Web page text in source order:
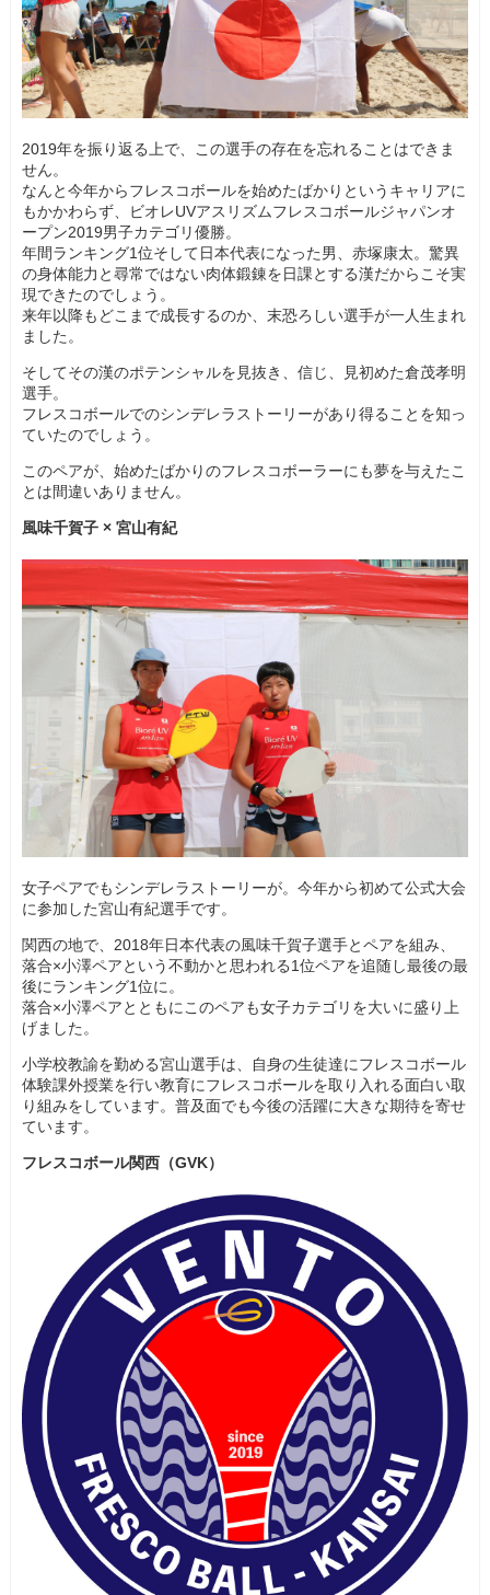
2019年を振り返る上で、この選手の存在を忘れることはできま
せん。
なんと今年からフレスコボールを始めたばかりというキャリアに
もかかわらず、ビオレUVアスリズムフレスコボールジャパンオ
ープン2019男子カテゴリ優勝。
年間ランキング1位そして日本代表になった男、赤塚康太。驚異
の身体能力と尋常ではない肉体鍛錬を日課とする漢だからこそ実
現できたのでしょう。
来年以降もどこまで成長するのか、末恐ろしい選手が一人生まれ
ました。
そしてその漢のポテンシャルを見抜き、信じ、見初めた倉茂孝明
選手。
フレスコボールでのシンデレラストーリーがあり得ることを知っ
ていたのでしょう。
このペアが、始めたばかりのフレスコボーラーにも夢を与えたこ
とは間違いありません。
風味千賀子 × 宮山有紀
女子ペアでもシンデレラストーリーが。今年から初めて公式大会
に参加した宮山有紀選手です。
関西の地で、2018年日本代表の風味千賀子選手とペアを組み、
落合×小澤ペアという不動かと思われる1位ペアを追随し最後の最
後にランキング1位に。
落合×小澤ペアとともにこのペアも女子カテゴリを大いに盛り上
げました。
小学校教諭を勤める宮山選手は、自身の生徒達にフレスコボール
体験課外授業を行い教育にフレスコボールを取り入れる面白い取
り組みをしています。普及面でも今後の活躍に大きな期待を寄せ
ています。
フレスコボール関西（GVK）